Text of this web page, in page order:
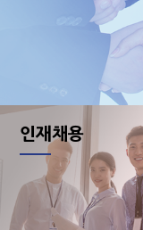
인재채용